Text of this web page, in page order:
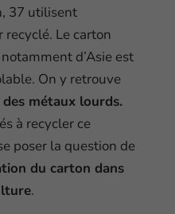
37 utilisent
Le carton
d’Asie est
On y retrouve
métaux lourds.
à recycler ce
poser la question de
du carton dans
.